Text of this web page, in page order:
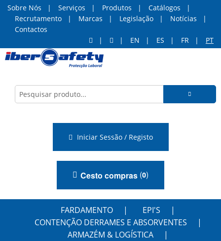
Sobre Nós Serviços Produtos
Catálogos
Recrutamento
Marcas Legislação
Notícias
Contactos
EN
ES FR PT
Iniciar Sessão / Registo
Cesto compras (0)
FARDAMENTO
EPI'S
CONTENÇÃO DERRAMES E ABSORVENTES
ARMAZÉM & LOGÍSTICA